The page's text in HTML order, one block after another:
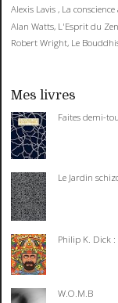
Alexis Lavis , La
Alan Watts, L'Esprit du Zen
Robert Wright, Le
Mes livres
Faites demi-
Le Jardin
Philip K. Dick
W.O.M.B